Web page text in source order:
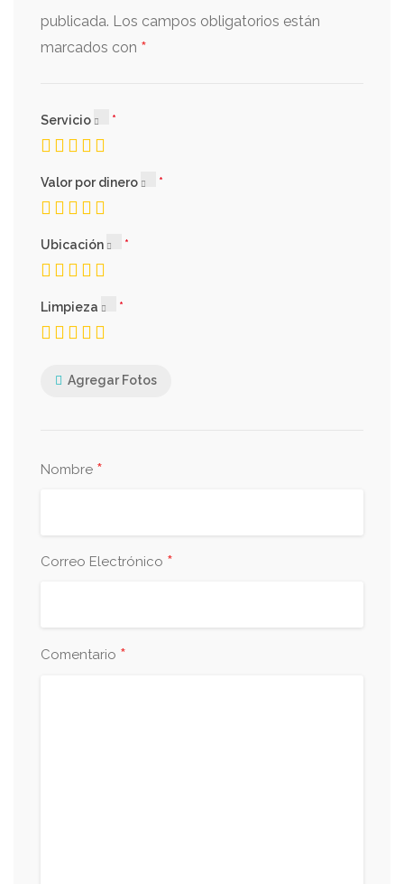
publicada. Los campos obligatorios están
marcados con *
Servicio
Valor por dinero
Ubicación
Limpieza
Agregar Fotos
Nombre *
Correo Electrónico *
Comentario *